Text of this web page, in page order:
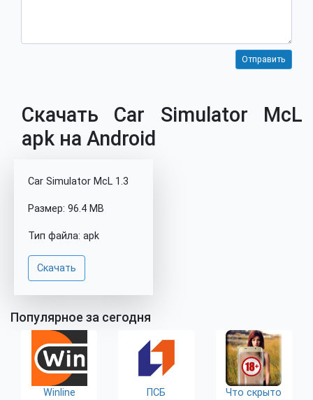
Скачать Car Simulator McL
apk на Android
Car Simulator McL 1.3
Размер: 96.4 MB
Тип файла: apk
Скачать
Популярное за сегодня
Winline ПСБ
Что скрыто